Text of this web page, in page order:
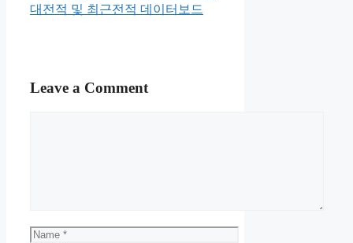
대전적 및 최근전적 데이터보드
Leave a Comment
Name